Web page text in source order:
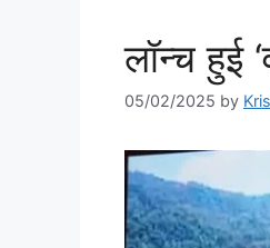
लॉन्च हुई
05/02/2025 by